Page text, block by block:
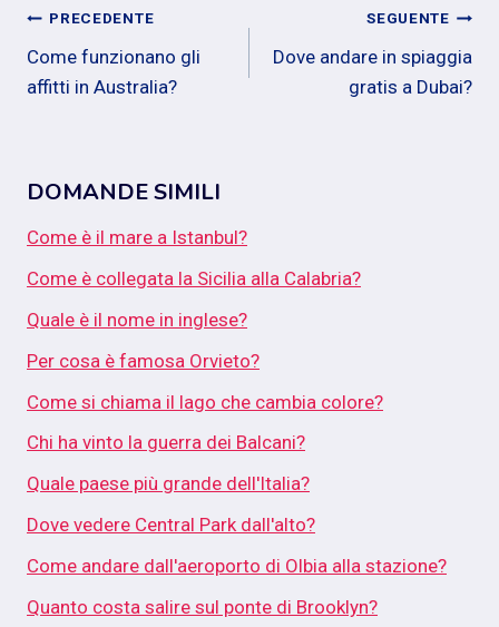
Navigazione
articoli
PRECEDENTE
Come funzionano gli
affitti in Australia?
SEGUENTE
Dove andare in spiaggia
gratis a Dubai?
DOMANDE SIMILI
Come è il mare a Istanbul?
Come è collegata la Sicilia alla Calabria?
Quale è il nome in inglese?
Per cosa è famosa Orvieto?
Come si chiama il lago che cambia colore?
Chi ha vinto la guerra dei Balcani?
Quale paese più grande dell'Italia?
Dove vedere Central Park dall'alto?
Come andare dall'aeroporto di Olbia alla stazione?
Quanto costa salire sul ponte di Brooklyn?